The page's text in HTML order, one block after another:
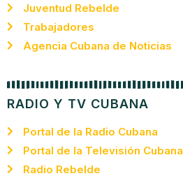
Juventud Rebelde
Trabajadores
Agencia Cubana de Noticias
RADIO Y TV CUBANA
Portal de la Radio Cubana
Portal de la Televisión Cubana
Radio Rebelde